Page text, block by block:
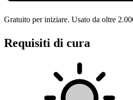
Gratuito per iniziare. Usato da oltre
Requisiti di cura